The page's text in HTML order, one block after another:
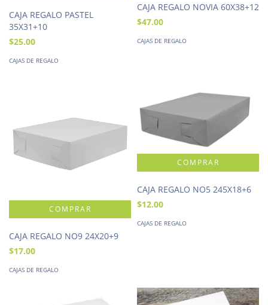
CAJA REGALO PASTEL
35X31+10
$25.00
CAJAS DE REGALO
CAJA REGALO NOVIA 60X38+12
$47.00
CAJAS DE REGALO
CAJA REGALO NO9 24X20+9
$17.00
CAJAS DE REGALO
CAJA REGALO NO5 245X18+6
$12.00
CAJAS DE REGALO